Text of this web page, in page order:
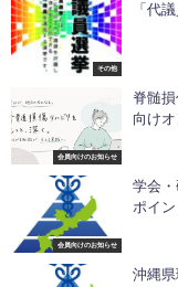
その他
「代
会員向けのお知らせ
脊髄
向け
会員向けのお知らせ
学会
ポイ
沖縄